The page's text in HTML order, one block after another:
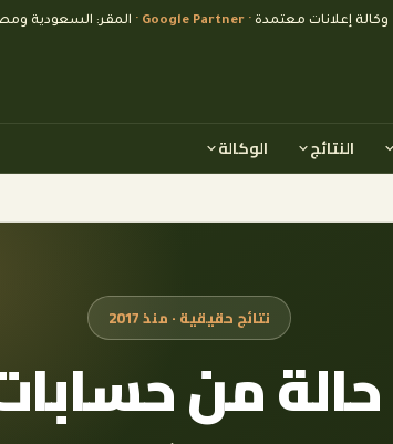
وكالة إعلانات معتمدة · Google Partner · المقر: السعودية
النتائج الوكالة
نتائج حقيقية · منذ 2017
من